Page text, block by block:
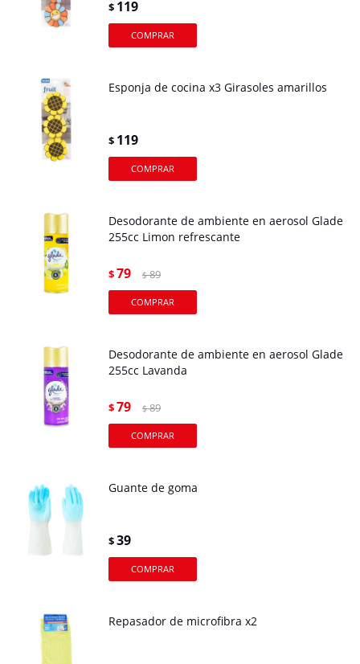
$ 119
Esponja de cocina x3 Girasoles amarillos
$ 119
Desodorante de ambiente en aerosol Glade
255cc Limon refrescante
$79 $ 89
Desodorante de ambiente en aerosol Glade
255cc Lavanda
$79 $ 89
Guante de goma
$39
Repasador de microfibra x2